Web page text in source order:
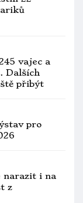
veterinářku
budou
chřipce
Přestává